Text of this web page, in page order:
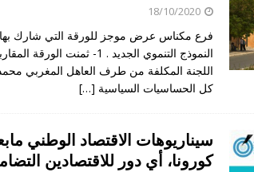
18/10/2020
النموذج التنموي الجديد . 1- ثمنت
اللجنة المكلفة من طرف العاهل المغربي
كل الحساسيات السياسية […]
سيناريوهات الاقتصاد الوطني
كورونا، أي دور للاقتصادين